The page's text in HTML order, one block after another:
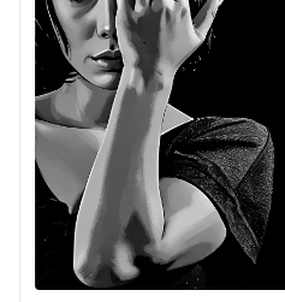
Δωρίδα για Όλους: «Καμία
στην ΕΥΔΑΠ»
28/07 • 21:46
Διαβάστε την «Ναυπακτία»
24/07 • 11:31
ΕΚΤΑΚΤΟ – ΝΑΥΠΑΚΤΙΑ:
ΠΥΡΟΣΒΕΣΤΙΚΗ ΓΙΑ ΦΩΤΙΑ
ΓΡΑΝΙΤΣΑ
24/07 • 11:03
ΤΟ ΠΑΡΤΥ ΣΥΝΕΧΙΖΕΤΑΙ…